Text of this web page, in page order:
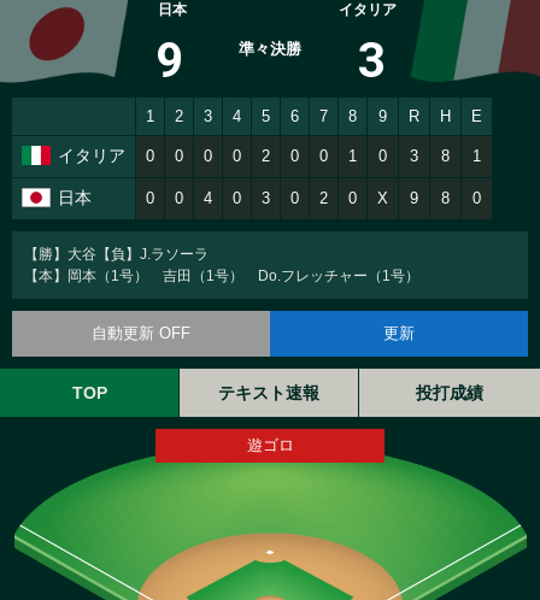
日本
9 準々決勝
イタリア
3
1 2 3 4 5 6 7 8 9 R H E
イタリア 0 0 0 0 2 0 0 1 0 3 8 1
日本 0 0 4 0 3 0 2 0 X 9 8 0
【勝】大谷【負】J.ラソーラ
【本】岡本（1号） 吉田（1号） Do.フレッチャー（1号）
自動更新 OFF 更新
TOP テキスト速報 投打成績